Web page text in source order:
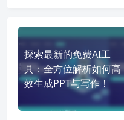
探索最新的免费AI工
具：全方位解析如何高
效生成PPT与写作！